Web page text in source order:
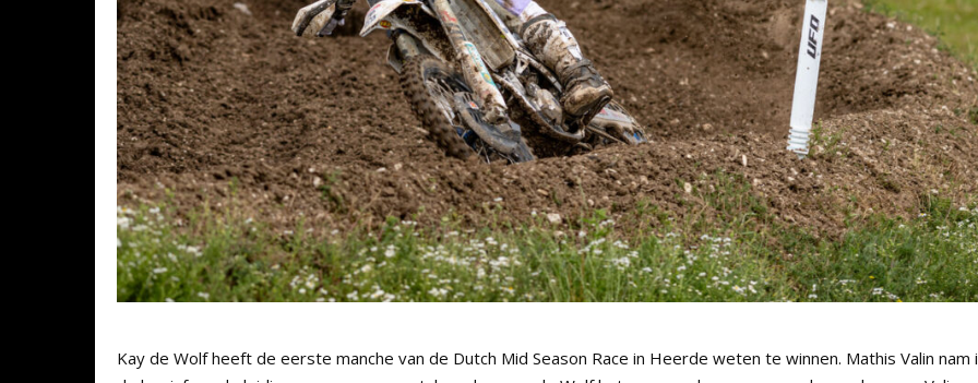
Kay de Wolf heeft de eerste manche van de Dutch Mid Season Race in Heerde weten te winnen. Mathis Valin nam